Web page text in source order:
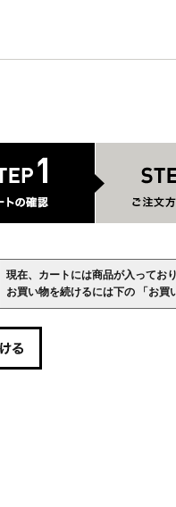
現在、カートには商品が入っており
お買い物を続けるには下の 「お買